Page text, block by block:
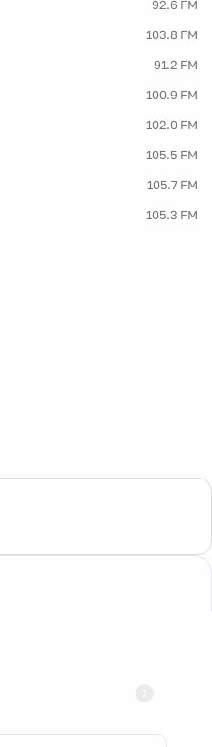
92.6 FM
103.8 FM
91.2 FM
100.9 FM
102.0 FM
105.5 FM
105.7 FM
105.3 FM